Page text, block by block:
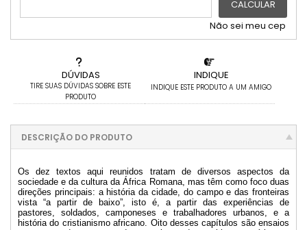
DÚVIDAS
TIRE SUAS DÚVIDAS SOBRE ESTE
PRODUTO
INDIQUE
INDIQUE ESTE PRODUTO A UM AMIGO
CALCULAR
Não sei meu cep
DESCRIÇÃO DO PRODUTO
Os dez textos aqui reunidos tratam de diversos aspectos da
sociedade e da cultura da África Romana, mas têm como foco duas
direções principais: a história da cidade, do campo e das fronteiras
vista “a partir de baixo”, isto é, a partir das experiências de
pastores, soldados, camponeses e trabalhadores urbanos, e a
história do cristianismo africano. Oito desses capítulos são ensaios